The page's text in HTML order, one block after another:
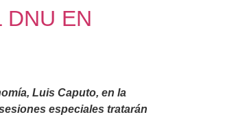
DNU EN
Luis Caputo, en la
especiales tratarán